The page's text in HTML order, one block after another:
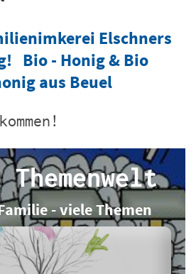
Elschners
Bio - Honig & Bio
aus Beuel
Themenwelt
- viele Themen